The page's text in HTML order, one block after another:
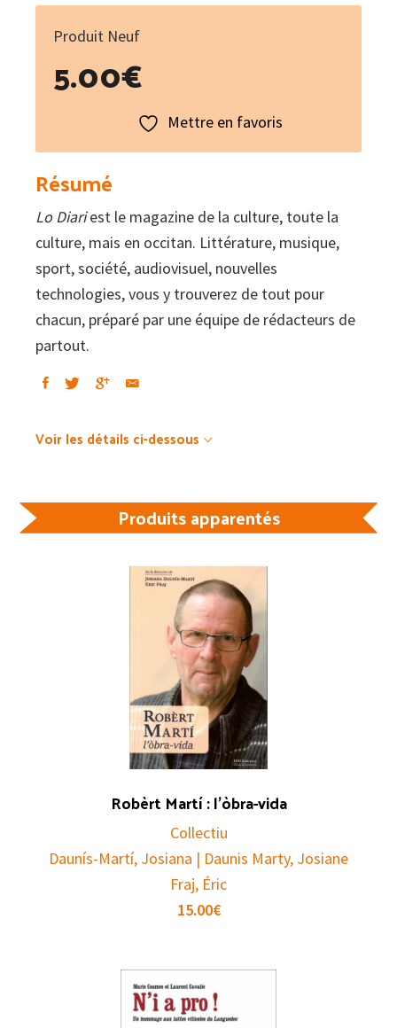
Produit Neuf
5.00€
Mettre en favoris
Résumé
Lo Diariest le magazine de la culture, toute la
culture, mais en occitan. Littérature, musique,
sport, société, audiovisuel, nouvelles
technologies, vous y trouverez de tout pour
chacun, préparé par une équipe de rédacteurs de
partout.
Voir les détails ci-dessous
Produits apparentés
Robèrt Martí : l’òbra-vida
Collectiu
Daunís-Martí, Josiana | Daunis Marty, Josiane
Fraj, Éric
15.00€